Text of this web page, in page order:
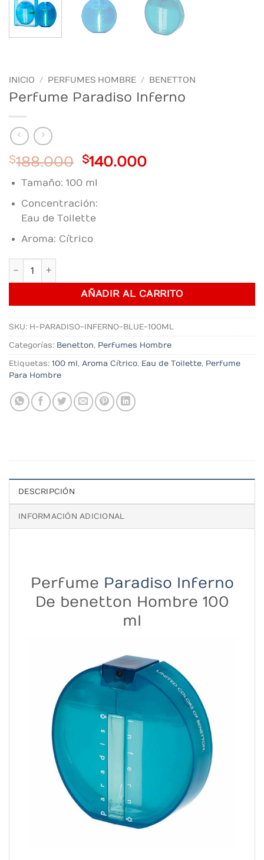
INICIO / PERFUMES HOMBRE / BENETTON
Perfume Paradiso Inferno
$188.000 Original
price
was:
$188.000.
$140.000Current
Tamaño: 100 ml
Concentración:
Eau de Toilette
Aroma: Cítrico
Perfume Paradiso Inferno cantidad
AÑADIR AL CARRITO
SKU: H-PARADISO-INFERNO-BLUE-100ML
Categorías: Benetton, Perfumes Hombre
Etiquetas: 100 ml, Aroma Cítrico, Eau de Toilette, Perfume
Para Hombre
DESCRIPCIÓN
INFORMACIÓN ADICIONAL
Perfume Paradiso Inferno
De benetton Hombre 100
ml